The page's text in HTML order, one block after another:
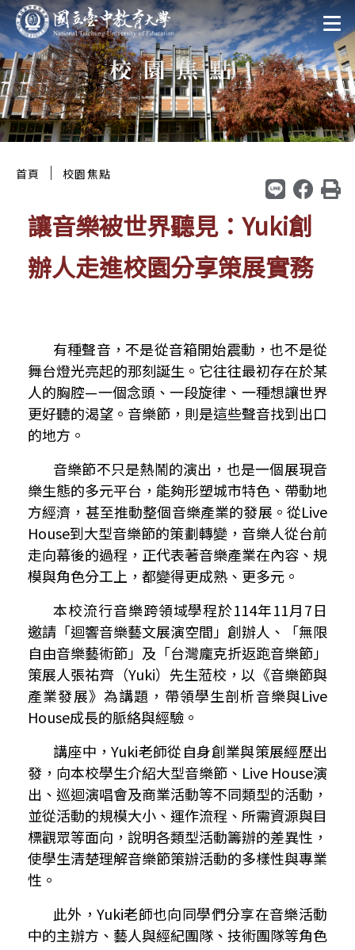
跳
至
主
要
區
:::
校園焦點
首頁 ｜ 校園焦點
讓音樂被世界聽見：Yuki創
辦人走進校園分享策展實務
有種聲音，不是從音箱開始震動，也不是從
舞台燈光亮起的那刻誕生。它往往最初存在於某
人的胸腔—一個念頭、一段旋律、一種想讓世界
更好聽的渴望。音樂節，則是這些聲音找到出口
的地方。
音樂節不只是熱鬧的演出，也是一個展現音
樂生態的多元平台，能夠形塑城市特色、帶動地
方經濟，甚至推動整個音樂產業的發展。從Live
House到大型音樂節的策劃轉變，音樂人從台前
走向幕後的過程，正代表著音樂產業在內容、規
模與角色分工上，都變得更成熟、更多元。
本校流行音樂跨領域學程於114年11月7日
邀請「迴響音樂藝文展演空間」創辦人、「無限
自由音樂藝術節」及「台灣龐克折返跑音樂節」
策展人張祐齊（Yuki）先生蒞校，以《音樂節與
產業發展》為講題，帶領學生剖析音樂與Live
House成長的脈絡與經驗。
講座中，Yuki老師從自身創業與策展經歷出
發，向本校學生介紹大型音樂節、 Live House演
出、巡迴演唱會及商業活動等不同類型的活動，
並從活動的規模大小、運作流程、所需資源與目
標觀眾等面向，說明各類型活動籌辦的差異性，
使學生清楚理解音樂節策辦活動的多樣性與專業
性。
此外，Yuki老師也向同學們分享在音樂活動
中的主辦方、藝人與經紀團隊、技術團隊等角色